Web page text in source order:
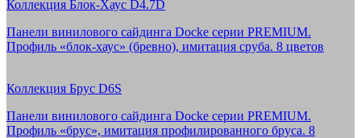
Коллекция Блок-Хаус D4.7D
Панели винилового сайдинга Docke серии PREMIUM.
Профиль «блок-хаус» (бревно), имитация сруба. 8 цветов
Коллекция Брус D6S
Панели винилового сайдинга Docke серии PREMIUM.
Профиль «брус», имитация профилированного бруса. 8